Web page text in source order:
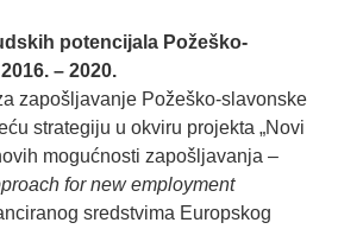
potencijala Požeško-
– 2020.
zapošljavanje Požeško-slavonske
strategiju u okviru projekta „Novi
mogućnosti zapošljavanja –
for new employment
sredstvima Europskog